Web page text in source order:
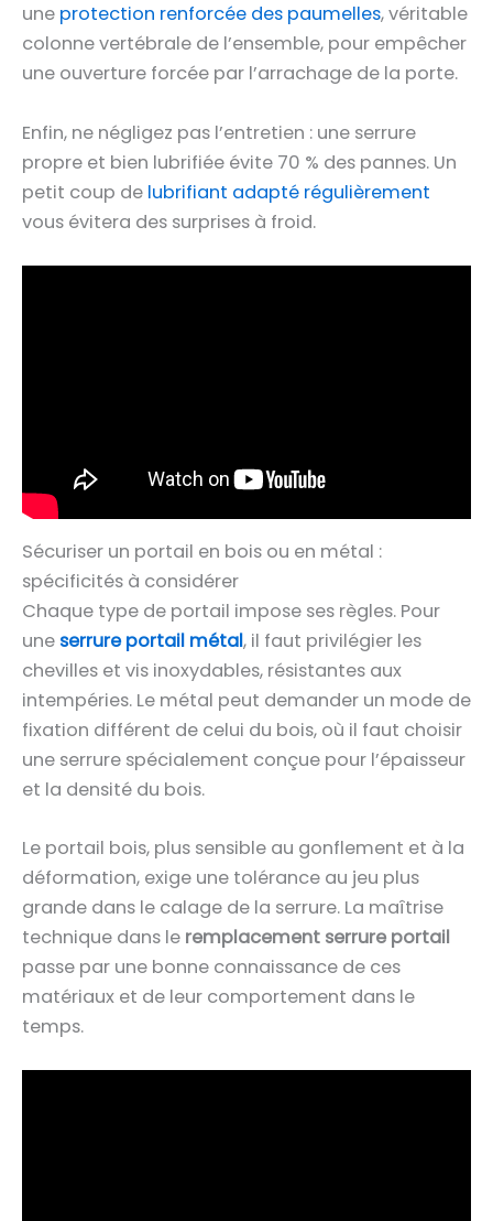
une protection renforcée des paumelles, véritable
colonne vertébrale de l’ensemble, pour empêcher
une ouverture forcée par l’arrachage de la porte.
Enfin, ne négligez pas l’entretien : une serrure
propre et bien lubrifiée évite 70 % des pannes. Un
petit coup de lubrifiant adapté régulièrement
vous évitera des surprises à froid.
Sécuriser un portail en bois ou en métal :
spécificités à considérer
Chaque type de portail impose ses règles. Pour
une serrure portail métal, il faut privilégier les
chevilles et vis inoxydables, résistantes aux
intempéries. Le métal peut demander un mode de
fixation différent de celui du bois, où il faut choisir
une serrure spécialement conçue pour l’épaisseur
et la densité du bois.
Le portail bois, plus sensible au gonflement et à la
déformation, exige une tolérance au jeu plus
grande dans le calage de la serrure. La maîtrise
technique dans le remplacement serrure portail
passe par une bonne connaissance de ces
matériaux et de leur comportement dans le
temps.